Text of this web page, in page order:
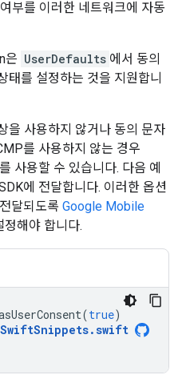
부를 이러한 네트워크에 자동
은 UserDefaults 에서 동의
태를 설정하는 것을 지원합니
을 사용하지 않거나 동의 문자
를 사용하지 않는 경우
사용할 수 있습니다. 다음 예
에 전달합니다. 이러한 옵션
달되도록 Google Mobile
정해야 합니다.
(true)
.swift